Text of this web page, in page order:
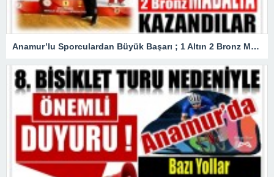
Anamur’lu Sporculardan Büyük Başarı ; 1 Altın 2 Bronz Madalya Kazandılar